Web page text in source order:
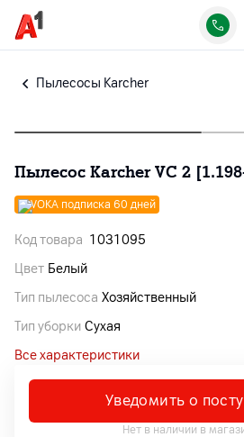
Пылесосы Karcher
Пылесос Karcher VC 2
VOKA подписка 60 дней
Код товара 1031095
Цвет Белый
Тип пылесоса Хозяйственный
Тип уборки Сухая
Все характеристики
Уведомить о
Нет в наличии в